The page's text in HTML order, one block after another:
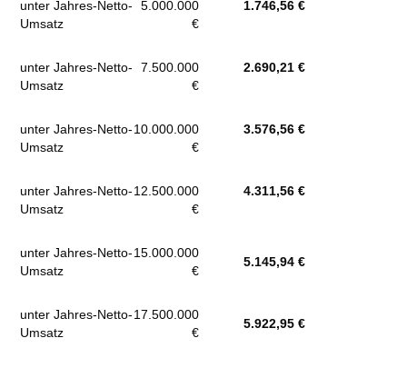
unter Jahres-Netto-
Umsatz
5.000.000
€
1.746,56 €
unter Jahres-Netto-
Umsatz
7.500.000
€
2.690,21 €
unter Jahres-Netto-
Umsatz
10.000.000
€
3.576,56 €
unter Jahres-Netto-
Umsatz
12.500.000
€
4.311,56 €
unter Jahres-Netto-
Umsatz
15.000.000
€
5.145,94 €
unter Jahres-Netto-
Umsatz
17.500.000
€
5.922,95 €